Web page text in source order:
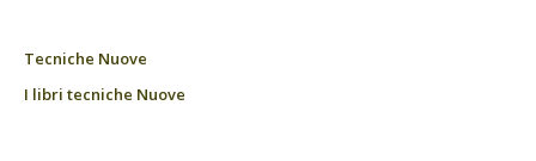
Tecniche Nuove
I libri tecniche Nuove